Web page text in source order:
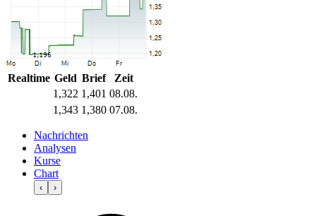
Realtime Geld Brief
Zeit
1,322 1,401 08.08.
1,343 1,380 07.08.
Nachrichten
Analysen
Kurse
Chart
‹ ›